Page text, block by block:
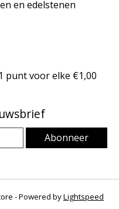
en edelstenen
punt voor elke €1,00
Abonneer
- Powered byLightspeed